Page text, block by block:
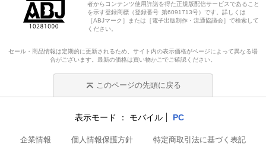
ください。
※電子版では、紙のガイドブックと内容が一部異なります。掲載
す。あらかじめご了承下さい。
者からコンテンツ使用許諾を得た正規版配信サービスであること
を示す登録商標（登録番号 第6091713号）です。詳しくは
［ABJマーク］または［電子出版制作・流通協議会］で検索して
ください。
セール・商品情報は定期的に更新されるため、サイト内の表示価格がページによって異なる場
合がございます。最新の価格は買い物かごでご確認ください。
このページの先頭に戻る
表示モード モバイル PC
企業情報 個人情報保護方針 特定商取引法に基づく表記